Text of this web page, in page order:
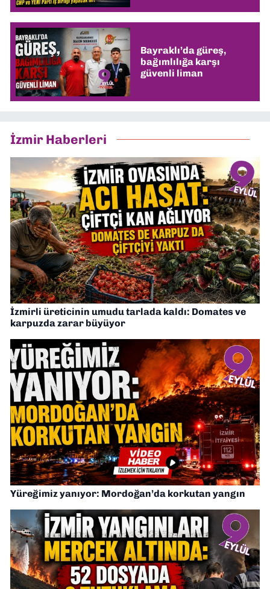
Bayraklı’da güreş,
bağımlılığa karşı
güvenli liman
İzmir Haberleri
İzmirli üreticinin umudu tarlada kaldı: Domates ve
karpuzda zarar büyüyor
Yüreğimiz yanıyor: Mordoğan’da korkutan yangın